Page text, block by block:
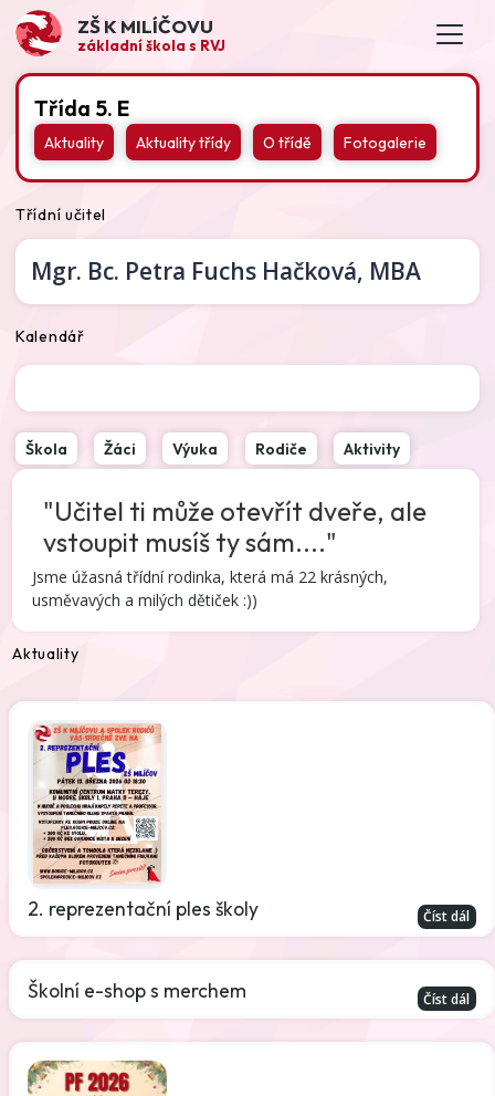
ZŠ K MILÍČOVU
základní škola s RVJ
Třída 5. E
Aktuality Aktuality třídy O třídě Fotogalerie
Třídní učitel
Mgr. Bc. Petra Fuchs Hačková, MBA
Kalendář
Škola Žáci Výuka Rodiče Aktivity
"Učitel ti může otevřít dveře, ale
vstoupit musíš ty sám...."
Jsme úžasná třídní rodinka, která má 22 krásných,
usměvavých a milých dětiček :))
Aktuality
2. reprezentační ples školy Číst dál
Školní e-shop s merchem Číst dál